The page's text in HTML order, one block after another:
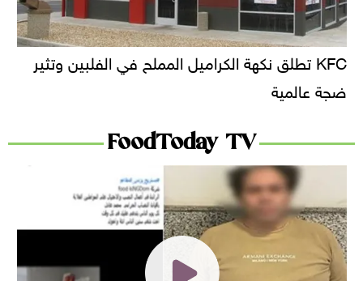
KFC تطلق نكهة الكراميل المملح في الفلبين وتثير
ضجة عالمية
FoodToday TV